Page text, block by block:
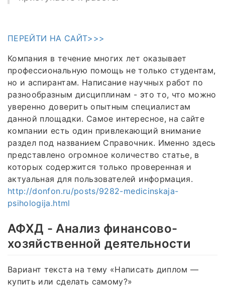
ПЕРЕЙТИ НА САЙТ>>>
Компания в течение многих лет оказывает
профессиональную помощь не только студентам,
но и аспирантам. Написание научных работ по
разнообразным дисциплинам - это то, что можно
уверенно доверить опытным специалистам
данной площадки. Самое интересное, на сайте
компании есть один привлекающий внимание
раздел под названием Справочник. Именно здесь
представлено огромное количество статье, в
которых содержится только проверенная и
актуальная для пользователей информация.
http://donfon.ru/posts/9282-medicinskaja-
psihologija.html
АФХД - Анализ финансово-
хозяйственной деятельности
Вариант текста на тему «Написать диплом —
купить или сделать самому?»